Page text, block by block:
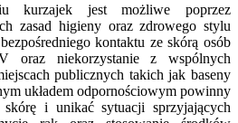
kurzajek jest możliwe poprzez
zasad higieny oraz zdrowego stylu
kontaktu ze skórą osób
oraz niekorzystanie z wspólnych
publicznych takich jak baseny
układem odpornościowym powinny
i unikać sytuacji sprzyjających